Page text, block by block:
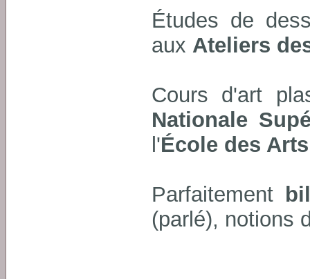
Études de
aux Ateliers
Cours d'art
Nationale
l'École des
Parfaitement
(parlé), notions